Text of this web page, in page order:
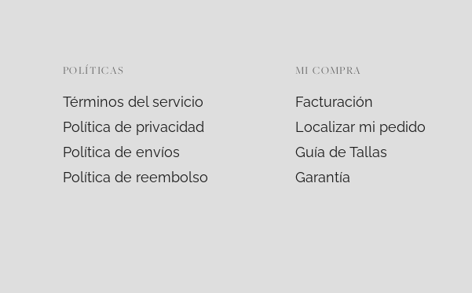
POLÍTICAS
Términos del servicio
Política de privacidad
Política de envíos
Política de reembolso
MI COMPRA
Facturación
Localizar mi pedido
Guía de Tallas
Garantía